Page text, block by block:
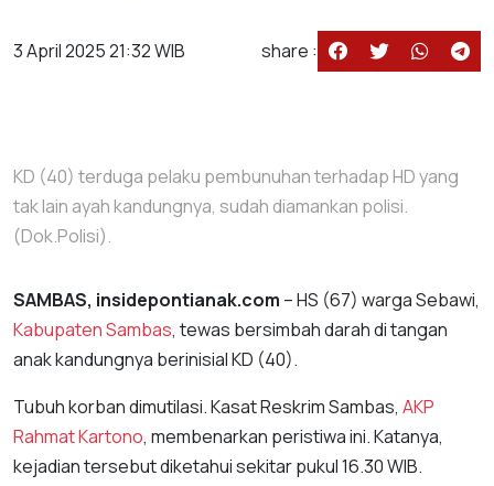
3 April 2025 21:32 WIB share :
KD (40) terduga pelaku pembunuhan terhadap HD yang
tak lain ayah kandungnya, sudah diamankan polisi.
(Dok.Polisi).
SAMBAS, insidepontianak.com – HS (67) warga Sebawi,
Kabupaten Sambas, tewas bersimbah darah di tangan
anak kandungnya berinisial KD (40).
Tubuh korban dimutilasi. Kasat Reskrim Sambas, AKP
Rahmat Kartono, membenarkan peristiwa ini. Katanya,
kejadian tersebut diketahui sekitar pukul 16.30 WIB.